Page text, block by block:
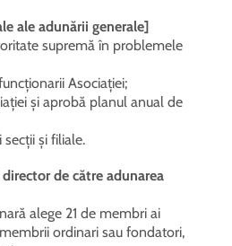
ale adunării generale]
supremă în problemele
Asociației;
și aprobă planul anual de
și filiale.
de către adunarea
alege 21 de membri ai
ordinari sau fondatori,